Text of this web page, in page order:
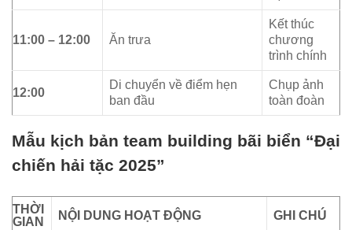
11:00 – 12:00 Ăn trưa
Kết thúc
chương
trình chính
12:00
Di chuyển về điểm hẹn
ban đầu
Chụp ảnh
toàn đoàn
Mẫu kịch bản team building bãi biển “Đại
chiến hải tặc 2025”
THỜI
GIAN
NỘI DUNG HOẠT ĐỘNG GHI CHÚ